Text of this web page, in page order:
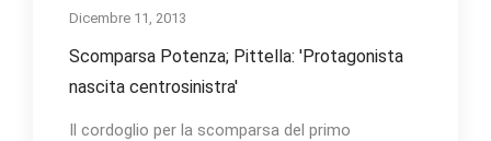
Dicembre 11, 2013
Scomparsa Potenza; Pittella: 'Protagonista
nascita centrosinistra'
Il cordoglio per la scomparsa del primo